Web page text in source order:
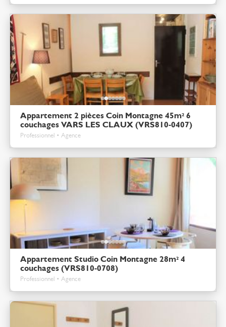
Appartement 2 pièces Coin Montagne 45m² 6
couchages VARS LES CLAUX (VRS810-0407)
Professionnel • Agence
Appartement Studio Coin Montagne 28m² 4
couchages (VRS810-0708)
Professionnel • Agence